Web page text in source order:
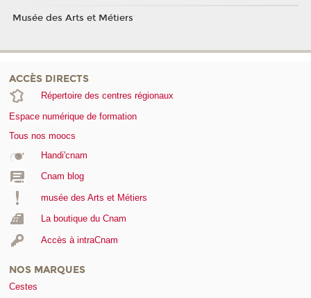
Musée des Arts et Métiers
ACCÈS DIRECTS
Répertoire des centres régionaux
Espace numérique de formation
Tous nos moocs
Handi'cnam
Cnam blog
musée des Arts et Métiers
La boutique du Cnam
Accès à intraCnam
NOS MARQUES
Cestes